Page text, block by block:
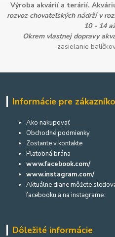
Výroba akvárií a terárií.
rozvoz chovateľských nádrží v
10 - 14
Okrem vlastnej dopravy
zasielanie
Informácie pre
Ako nakupovať
Obchodné podmienky
Zostante v kontakte
Platobná brána
www.facebook.com/
www.instagram.com/
Aktuálne diane môžete
facebooku a na instagrame:
Dôležité informácie